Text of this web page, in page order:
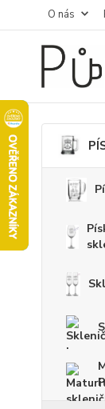
O nás